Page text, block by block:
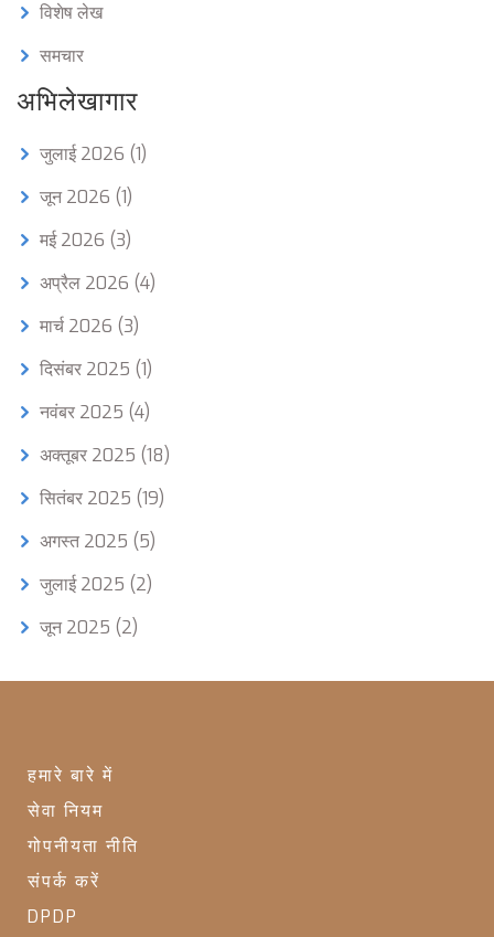
विशेष लेख
समचार
अभिलेखागार
जुलाई 2026 (1)
जून 2026 (1)
मई 2026 (3)
अप्रैल 2026 (4)
मार्च 2026 (3)
दिसंबर 2025 (1)
नवंबर 2025 (4)
अक्तूबर 2025 (18)
सितंबर 2025 (19)
अगस्त 2025 (5)
जुलाई 2025 (2)
जून 2025 (2)
हमारे बारे में
सेवा नियम
गोपनीयता नीति
संपर्क करें
DPDP